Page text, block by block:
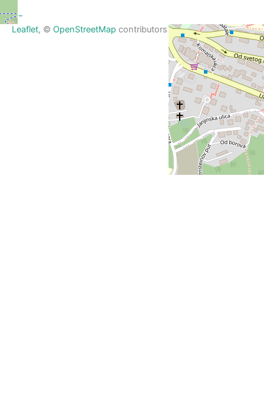
+−
Leaflet, © OpenStreetMap contributors